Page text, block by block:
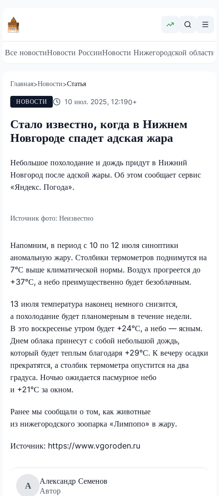
Все новостиНовости РоссииНовости Нижегородской области
Главная>Новости>Статья
НОВОСТИ 10 июл. 2025, 12:190+
Стало известно, когда в Нижнем
Новгороде спадет адская жара
Небольшое похолодание и дождь придут в Нижний
Новгород после адской жары. Об этом сообщает сервис
«Яндекс. Погода».
Источник фото: Неизвестно
Напомним, в период с 10 по 12 июля синоптики
аномальную жару. Столбики термометров поднимутся на
7°С выше климатической нормы. Воздух прогреется до
+37°С, а небо преимущественно будет безоблачным.
13 июля температура наконец немного снизится,
а похолодание будет планомерным в течение недели.
В это воскресенье утром будет +24°С, а небо — ясным.
Днем облака принесут с собой небольшой дождь,
который будет теплым благодаря +29°С. К вечеру осадки
прекратятся, а столбик термометра опустится на два
градуса. Ночью ожидается пасмурное небо
и +21°С за окном.
Ранее мы сообщали о том, как животные
из нижегородского зоопарка «Лимпопо» в жару.
Источник: https://www.vgoroden.ru
А
Александр Семенов
Автор